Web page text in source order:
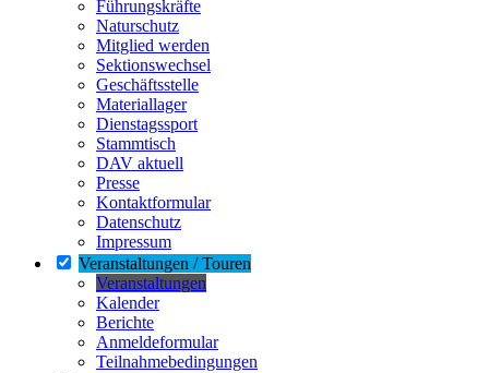
Führungskräfte
Naturschutz
Mitglied werden
Sektionswechsel
Geschäftsstelle
Materiallager
Dienstagssport
Stammtisch
DAV aktuell
Presse
Kontaktformular
Datenschutz
Impressum
Veranstaltungen / Touren
Veranstaltungen
Kalender
Berichte
Anmeldeformular
Teilnahmebedingungen